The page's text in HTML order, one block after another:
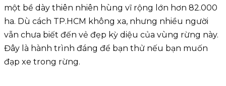
một bề dày thiên nhiên hùng vĩ rộng lớn hơn 82.000
ha. Dù cách TP.HCM không xa, nhưng nhiều người
vẫn chưa biết đến vẻ đẹp kỳ diệu của vùng rừng này.
Đây là hành trình đáng để bạn thử nếu bạn muốn
đạp xe trong rừng.